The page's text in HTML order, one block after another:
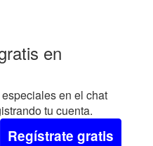
en
en el chat
tu cuenta.
Regístrate gratis